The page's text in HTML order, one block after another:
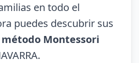
en todo el
puedes descubrir sus
Montessori